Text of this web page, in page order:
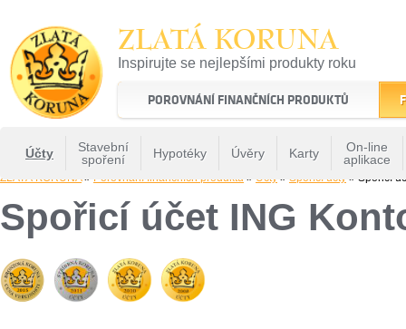
ZLATÁ KORUNA
Inspirujte se nejlepšími produkty roku
22 let tradice a kvality na finančním trhu
POROVNÁNÍ FINANČNÍCH PRODUKTŮ
Účty
Stavební
spoření
Hypotéky Úvěry Karty
On-line
aplikace
ZLATÁ KORUNA» Porovnání finančních produktů » Účty » Spořící účty » Spořicí
Spořicí účet ING